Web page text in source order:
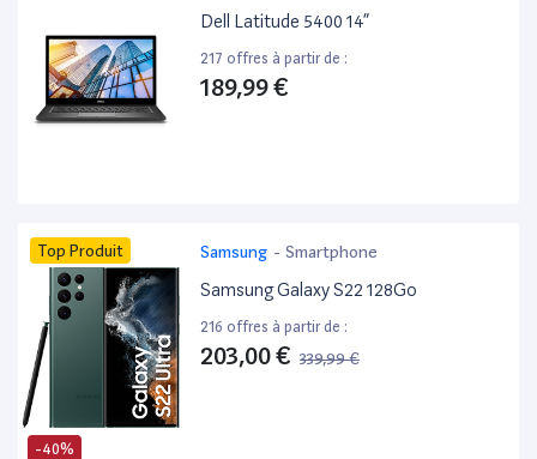
Dell Latitude 5400 14”
217 offres à partir de :
189,99 €
-40%
Top Produit Samsung - Smartphone
Samsung Galaxy S22 128Go
216 offres à partir de :
203,00 € 339,99 €